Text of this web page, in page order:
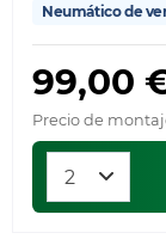
Neumático de
99,00
Precio de